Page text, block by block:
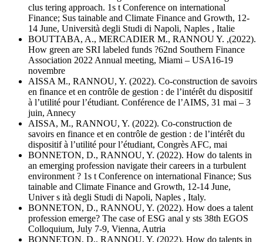
clus tering approach. 1s t Conference on international
Finance; Sus tainable and Climate Finance and Growth, 12-
14 June, Università degli Studi di Napoli, Naples , Italie
BOUTTABA, A., MERCADIER M., RANNOU Y. ,(2022).
How green are SRI labeled funds ?62nd Southern Finance
Association 2022 Annual meeting, Miami – USA16-19
novembre
AISSA M., RANNOU, Y. (2022). Co-construction de savoirs
en finance et en contrôle de gestion : de l’intérêt du dispositif
à l’utilité pour l’étudiant. Conférence de l’AIMS, 31 mai – 3
juin, Annecy
AISSA, M., RANNOU, Y. (2022). Co-construction de
savoirs en finance et en contrôle de gestion : de l’intérêt du
dispositif à l’utilité pour l’étudiant, Congrès AFC, mai
BONNETON, D., RANNOU, Y. (2022). How do talents in
an emerging profession navigate their careers in a turbulent
environment ? 1s t Conference on international Finance; Sus
tainable and Climate Finance and Growth, 12-14 June,
Univer s ità degli Studi di Napoli, Naples , Italy.
BONNETON, D., RANNOU, Y. (2022). How does a talent
profession emerge? The case of ESG anal y sts 38th EGOS
Colloquium, July 7-9, Vienna, Autria
BONNETON, D., RANNOU, Y. (2022). How do talents in